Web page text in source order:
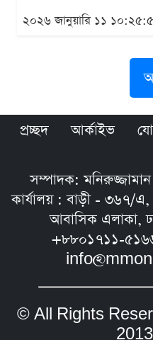
২০২৬ জানুয়ারি ১১
প্রচ্ছদ আর্কাইভ
সম্পাদক:
কার্যালয় : বাড়ী - ৩৬৭/এ,
আবাসিক এলাকা,
+৮৮০১৭১১-
© All Rights